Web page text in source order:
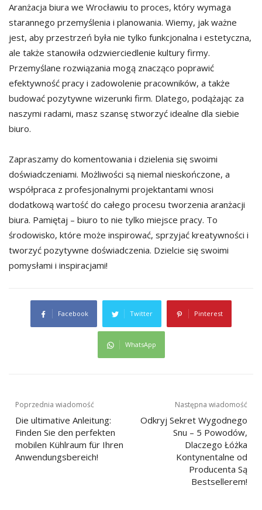
Aranżacja biura we Wrocławiu to proces, który wymaga
starannego przemyślenia i planowania. Wiemy, jak ważne
jest, aby przestrzeń była nie tylko funkcjonalna i estetyczna,
ale także stanowiła odzwierciedlenie kultury firmy.
Przemyślane rozwiązania mogą znacząco poprawić
efektywność pracy i zadowolenie pracowników, a także
budować pozytywne wizerunki firm. Dlatego, podążając za
naszymi radami, masz szansę stworzyć idealne dla siebie
biuro.
Zapraszamy do komentowania i dzielenia się swoimi
doświadczeniami. Możliwości są niemal nieskończone, a
współpraca z profesjonalnymi projektantami wnosi
dodatkową wartość do całego procesu tworzenia aranżacji
biura. Pamiętaj – biuro to nie tylko miejsce pracy. To
środowisko, które może inspirować, sprzyjać kreatywności i
tworzyć pozytywne doświadczenia. Dzielcie się swoimi
pomysłami i inspiracjami!
Facebook Twitter Pinterest
WhatsApp
Nawigacja
wpisu
Poprzednia wiadomość
Die ultimative Anleitung:
Finden Sie den perfekten
mobilen Kühlraum für Ihren
Anwendungsbereich!
Następna wiadomość
Odkryj Sekret Wygodnego
Snu – 5 Powodów,
Dlaczego Łóżka
Kontynentalne od
Producenta Są
Bestsellerem!